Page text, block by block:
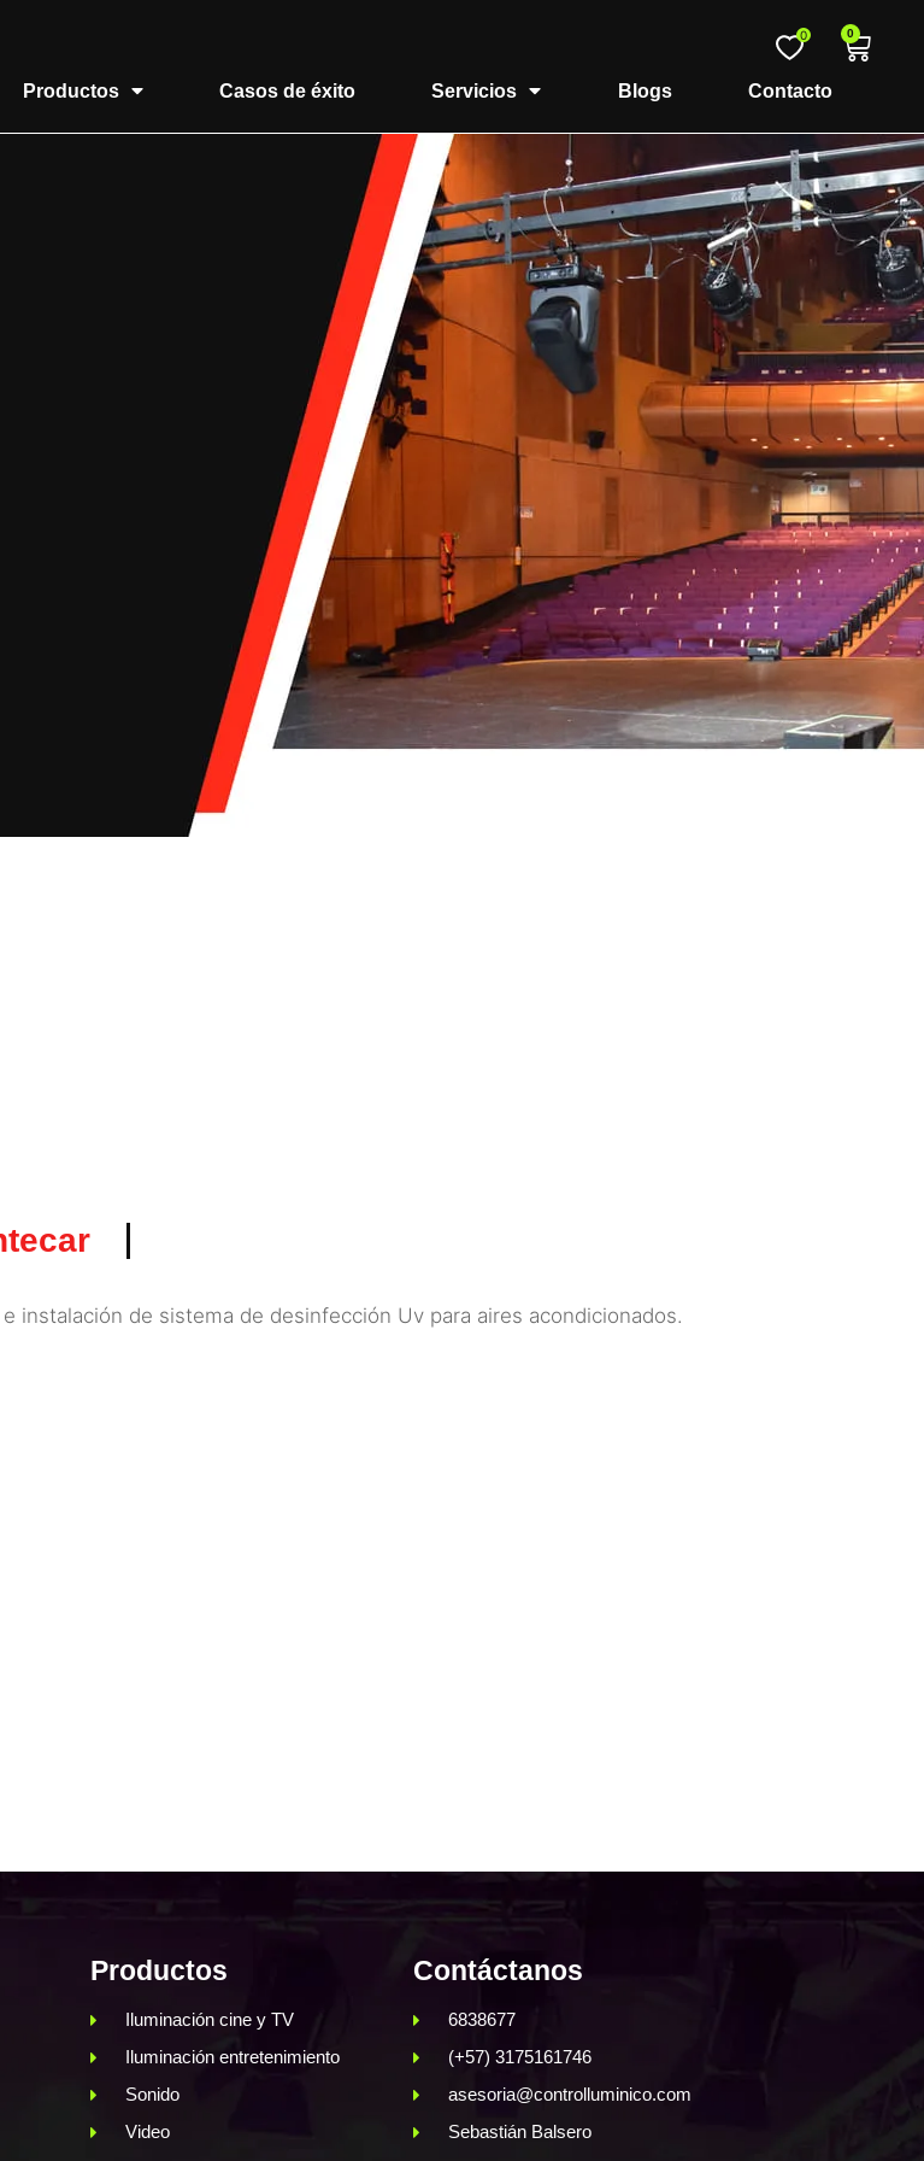
0 0
Productos Casos de éxito Servicios Blogs Contacto
instalación de sistema de desinfección Uv para aires acondicionados.
Productos
Iluminación cine y TV
Iluminación entretenimiento
Sonido
Video
Contáctanos
6838677
(+57) 3175161746
asesoria@controlluminico.com
Sebastián Balsero